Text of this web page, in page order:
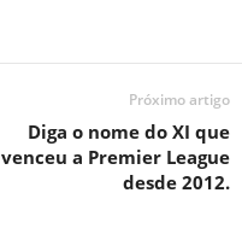
Próximo artigo
Diga o nome do XI que
venceu a Premier League
desde 2012.